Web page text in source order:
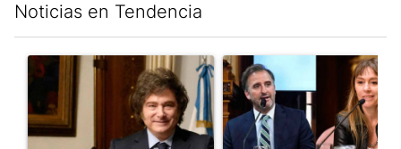
Noticias en Tendencia
Un artículo de tendencia con el título "Encuesta: Patricia
Un artículo de tendencia con